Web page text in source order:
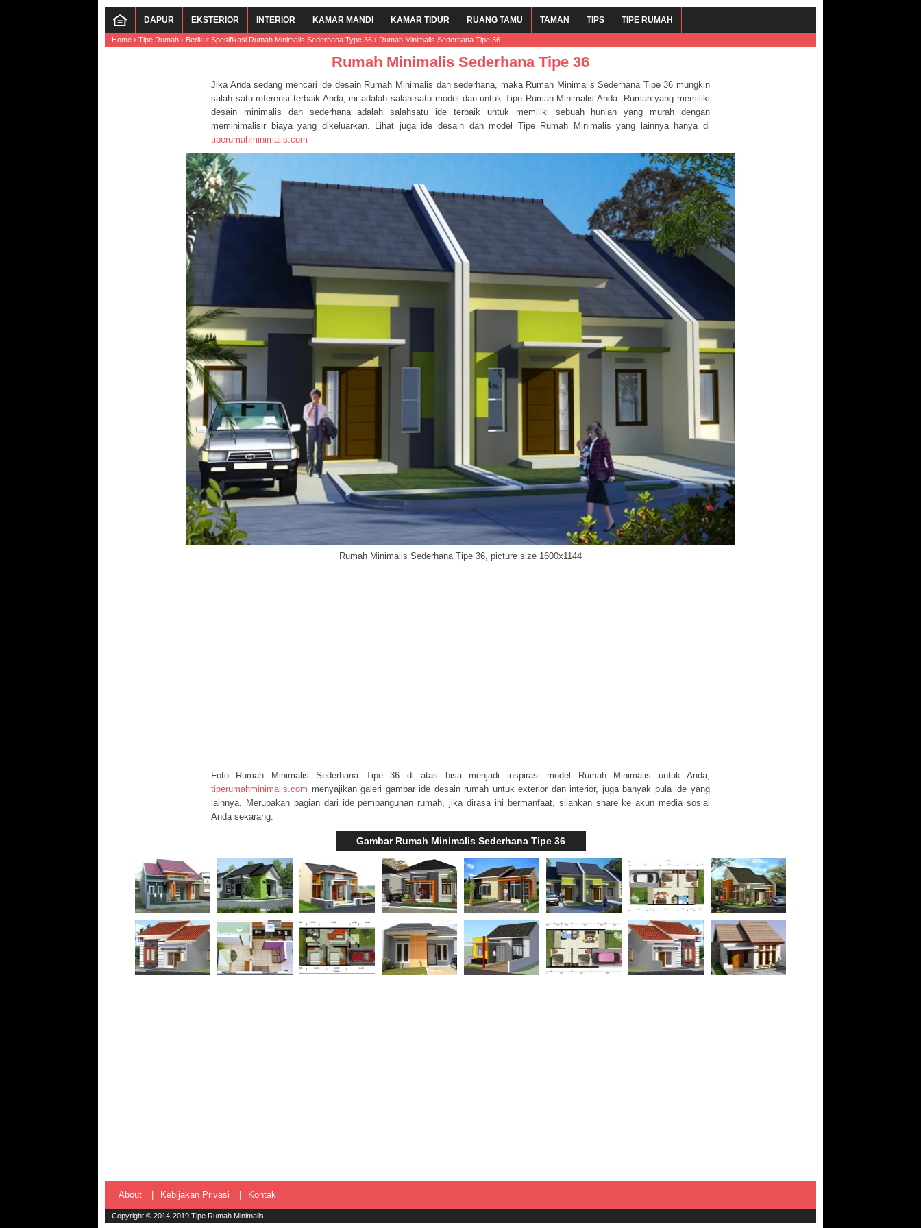
DAPUR EKSTERIOR INTERIOR KAMAR MANDI KAMAR TIDUR RUANG TAMU TAMAN TIPS TIPE RUMAH
Home › Tipe Rumah › Berikut Spesifikasi Rumah Minimalis Sederhana Type 36 › Rumah Minimalis Sederhana Tipe 36
Rumah Minimalis Sederhana Tipe 36
Jika Anda sedang mencari ide desain Rumah Minimalis dan sederhana, maka Rumah Minimalis Sederhana Tipe 36 mungkin
salah satu referensi terbaik Anda, ini adalah salah satu model dan untuk Tipe Rumah Minimalis Anda. Rumah yang memiliki
desain minimalis dan sederhana adalah salahsatu ide terbaik untuk memiliki sebuah hunian yang murah dengan
meminimalisir biaya yang dikeluarkan. Lihat juga ide desain dan model Tipe Rumah Minimalis yang lainnya hanya di
tiperumahminimalis.com
Rumah Minimalis Sederhana Tipe 36, picture size 1600x1144
Foto Rumah Minimalis Sederhana Tipe 36 di atas bisa menjadi inspirasi model Rumah Minimalis untuk Anda,
tiperumahminimalis.com menyajikan galeri gambar ide desain rumah untuk exterior dan interior, juga banyak pula ide yang
lainnya. Merupakan bagian dari ide pembangunan rumah, jika dirasa ini bermanfaat, silahkan share ke akun media sosial
Anda sekarang.
Gambar Rumah Minimalis Sederhana Tipe 36
About Kebijakan Privasi Kontak
Copyright © 2014-2019 Tipe Rumah Minimalis